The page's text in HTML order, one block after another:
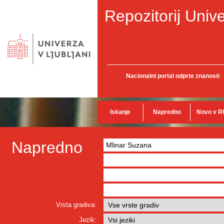
Repozitorij
Nacionalni portal odprte znanosti
Iskanje Napredno Novo v
Napredno
Vrsta gradiva:
Jezik: